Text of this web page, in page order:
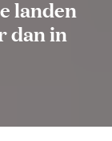
landen
dan in